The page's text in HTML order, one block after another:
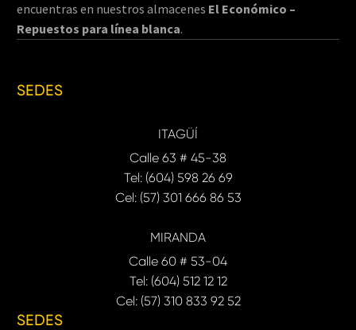
encuentras en nuestros almacenes El Económico –
Repuestos para línea blanca.
SEDES
ITAGÜÍ
Calle 63 # 45-38
Tel: (604) 598 26 69
Cel: (57) 301 666 86 53
MIRANDA
Calle 60 # 53-04
Tel: (604) 512 12 12
Cel: (57) 310 833 92 52
SEDES